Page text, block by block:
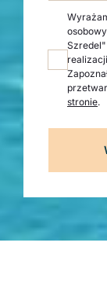
stronie.